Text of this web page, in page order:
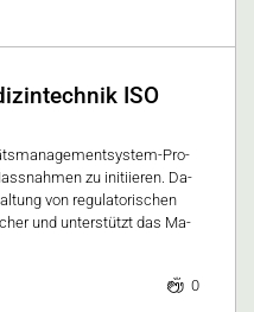
ISO
Pro­
zu in­iti­ie­ren. Da­
von re­gu­la­to­ri­schen
und un­ter­stützt das Ma­
0